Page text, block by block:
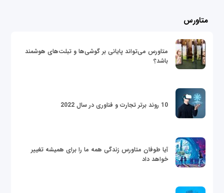
متاورس
متاورس می‌تواند پایانی بر گوشی‌ها و تبلت‌های هوشمند
باشد؟
10 روند برتر تجارت و فناوری در سال 2022
آیا طوفان متاورس زندگی همه ما را برای همیشه تغییر
خواهد داد